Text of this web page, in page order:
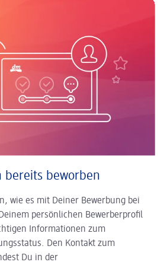
bereits beworben
wie es mit Deiner Bewerbung bei
persönlichen Bewerberprofil
Informationen zum
Den Kontakt zum
Du in der